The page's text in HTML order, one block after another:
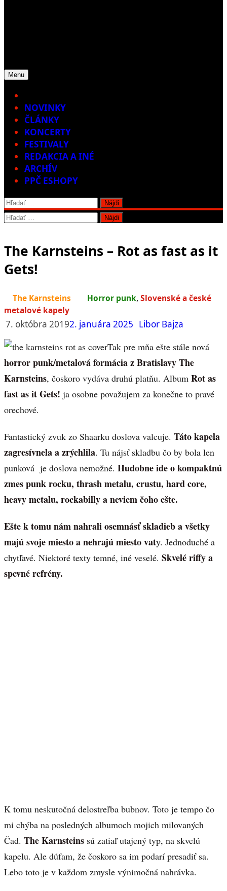
Menu
NOVINKY
ČLÁNKY
KONCERTY
FESTIVALY
REDAKCIA A INÉ
ARCHÍV
PPČ ESHOPY
Hľadať:
Hľadať:
The Karnsteins – Rot as fast as it
Gets!
The Karnsteins Horror punk, Slovenské a české
metalové kapely
7. októbra 20192. januára 2025 Libor Bajza
Tak pre mňa ešte stále nová
horror punk/metalová formácia z Bratislavy The
Karnsteins, čoskoro vydáva druhú platňu. Album Rot as
fast as it Gets! ja osobne považujem za konečne to pravé
orechové.
Fantastický zvuk zo Shaarku doslova valcuje. Táto kapela
zagresívnela a zrýchlila. Tu nájsť skladbu čo by bola len
punková je doslova nemožné. Hudobne ide o kompaktnú
zmes punk rocku, thrash metalu, crustu, hard core,
heavy metalu, rockabilly a neviem čoho ešte.
Ešte k tomu nám nahrali osemnásť skladieb a všetky
majú svoje miesto a nehrajú miesto vaty. Jednoduché a
chytľavé. Niektoré texty temné, iné veselé. Skvelé riffy a
spevné refrény.
K tomu neskutočná delostreľba bubnov. Toto je tempo čo
mi chýba na posledných albumoch mojich milovaných
Čad. The Karnsteins sú zatiaľ utajený typ, na skvelú
kapelu. Ale dúfam, že čoskoro sa im podarí presadiť sa.
Lebo toto je v každom zmysle výnimočná nahrávka.